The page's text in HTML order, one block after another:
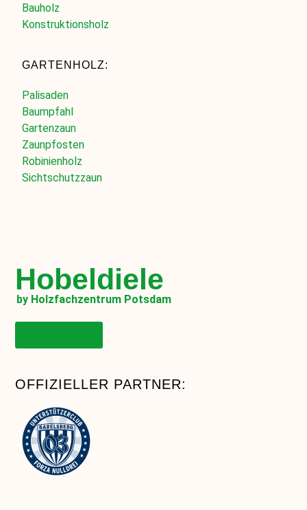
Bauholz
Konstruktionsholz
GARTENHOLZ:
Palisaden
Baumpfahl
Gartenzaun
Zaunpfosten
Robinienholz
Sichtschutzzaun
Hobeldiele
by Holzfachzentrum Potsdam
OFFIZIELLER PARTNER: